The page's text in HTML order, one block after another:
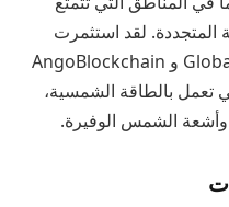
المتجددة. لقد استثمرت
شركات مثل Global Crypto Ventures و AngoBlockchain
تعمل بالطاقة الشمسية،
وأشعة الشمس الوفيرة.